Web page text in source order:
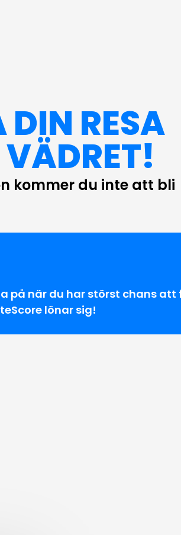
DIN RESA
kommer du inte att bli
på när du har störst chans att
lönar sig!